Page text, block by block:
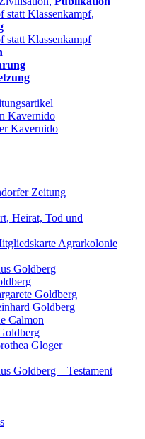
statt Klassenkampf,
statt Klassenkampf
Kavernido
Kavernido
Zeitung
Heirat, Tod und
Agrarkolonie
Goldberg
Goldberg
Goldberg
Calmon
Gloger
Goldberg – Testament